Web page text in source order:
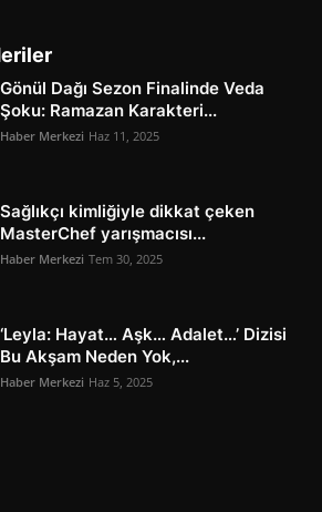
Gönül Dağı Sezon Finalinde Veda
Şoku: Ramazan Karakteri...
Haber Merkezi Haz 11, 2025
Sağlıkçı kimliğiyle dikkat çeken
MasterChef yarışmacısı...
Haber Merkezi Tem 30, 2025
‘Leyla: Hayat… Aşk… Adalet…’ Dizisi
Bu Akşam Neden Yok,...
Haber Merkezi Haz 5, 2025